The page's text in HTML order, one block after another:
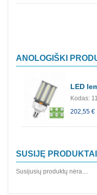
ANOLOGIŠKI
LED
Kodas:
202,55 €
SUSIJĘ PRODUKTAI
Susijusių produktų nėra....